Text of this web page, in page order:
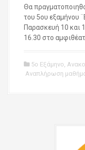
Θα
του 5ου εξαμήνου
Παρασκευή 10 και
16.30 στο
5ο Εξάμηνο,
Αναπλήρωση